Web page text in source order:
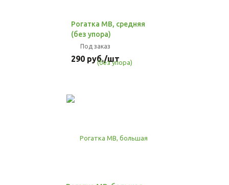
Рогатка МВ, средняя
(без упора)
Под заказ
290 руб./шт